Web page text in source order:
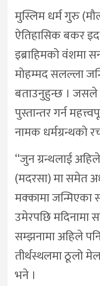
मुस्लिम धर्म गुरु
ऐतिहासिक बकर
इब्राहिमको वंशमा
मोहम्मद सलल्ला
बताउनुहुन्छ । जसले
पुस्तान्तर गर्न
नामक धर्मग्रन्थको
“जुन ग्रन्थलाई
(मदरसा) मा समेत
मक्कामा जन्मिएका
उमेरपछि मदिनामा
सम्झनामा अहिले
तीर्थस्थलमा ठूलो
भने ।